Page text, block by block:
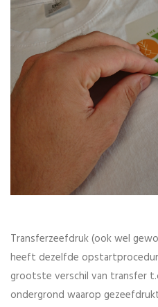
Transferzeefdruk (ook wel
heeft dezelfde
grootste verschil van transfer
ondergrond waarop